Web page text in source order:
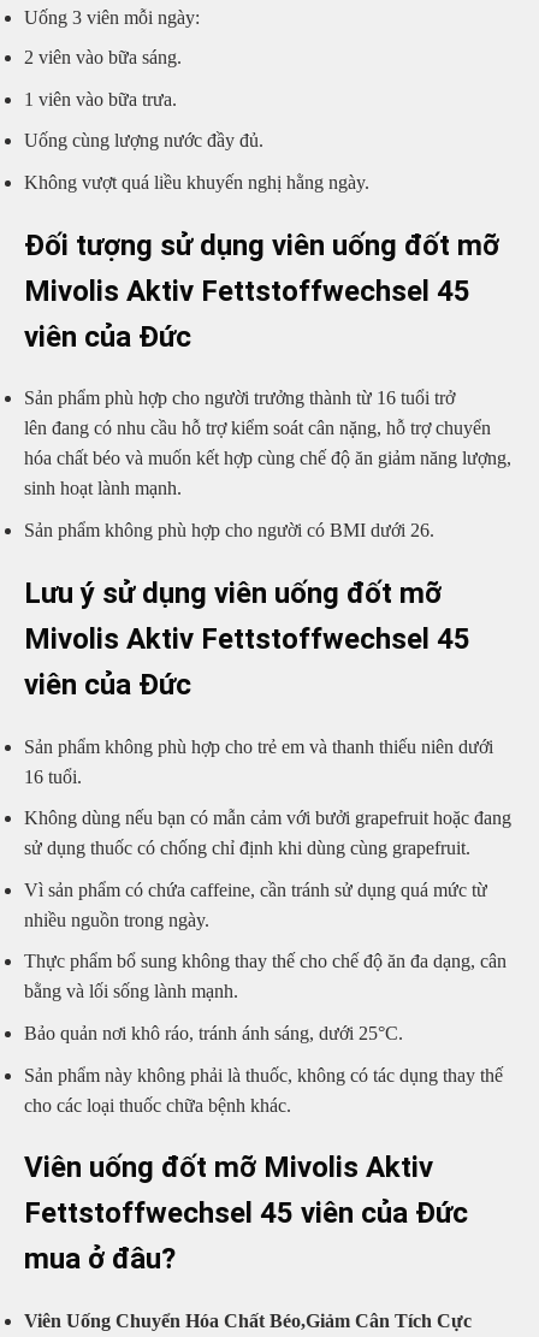
Uống 3 viên mỗi ngày:
2 viên vào bữa sáng.
1 viên vào bữa trưa.
Uống cùng lượng nước đầy đủ.
Không vượt quá liều khuyến nghị hằng ngày.
Đối tượng sử dụng viên uống đốt mỡ
Mivolis Aktiv Fettstoffwechsel 45
viên của Đức
Sản phẩm phù hợp cho người trưởng thành từ 16 tuổi trở
lên đang có nhu cầu hỗ trợ kiểm soát cân nặng, hỗ trợ chuyển
hóa chất béo và muốn kết hợp cùng chế độ ăn giảm năng lượng,
sinh hoạt lành mạnh.
Sản phẩm không phù hợp cho người có BMI dưới 26.
Lưu ý sử dụng viên uống đốt mỡ
Mivolis Aktiv Fettstoffwechsel 45
viên của Đức
Sản phẩm không phù hợp cho trẻ em và thanh thiếu niên dưới
16 tuổi.
Không dùng nếu bạn có mẫn cảm với bưởi grapefruit hoặc đang
sử dụng thuốc có chống chỉ định khi dùng cùng grapefruit.
Vì sản phẩm có chứa caffeine, cần tránh sử dụng quá mức từ
nhiều nguồn trong ngày.
Thực phẩm bổ sung không thay thế cho chế độ ăn đa dạng, cân
bằng và lối sống lành mạnh.
Bảo quản nơi khô ráo, tránh ánh sáng, dưới 25°C.
Sản phẩm này không phải là thuốc, không có tác dụng thay thế
cho các loại thuốc chữa bệnh khác.
Viên uống đốt mỡ Mivolis Aktiv
Fettstoffwechsel 45 viên của Đức
mua ở đâu?
Viên Uống Chuyển Hóa Chất Béo,Giảm Cân Tích Cực